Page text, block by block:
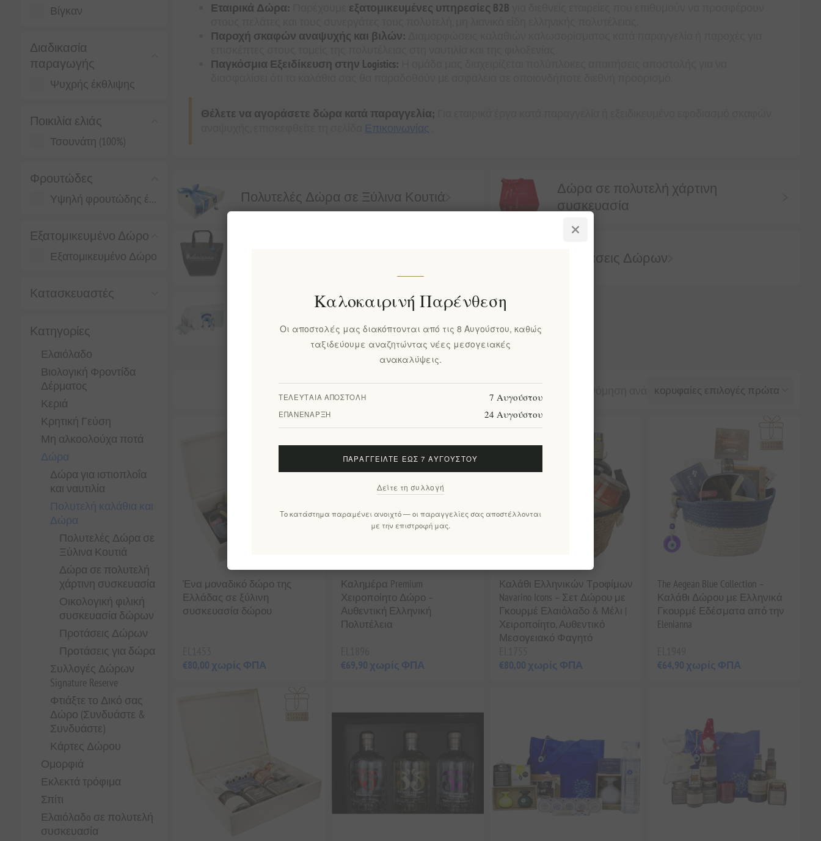
Βίγκαν
Διαδικασία
παραγωγής
Ψυχρής έκθλιψης
Ποικιλία ελιάς
Τσουνάτη (100%)
Φρουτώδες
Υψηλή φρουτώδης ένταση
Εξατομικευμένο Δώρο
Εξατομικευμένο Δώρο
Κατασκευαστές
Κατηγορίες
Ελαιόλαδο
Βιολογική Φροντίδα
Δέρματος
Κεριά
Κρητική Γεύση
Μη αλκοολούχα ποτά
Δώρα
Δώρα για ιστιοπλοΐα
και ναυτιλία
Πολυτελή καλάθια και
Δώρα
Πολυτελές Δώρα σε
Ξύλινα Κουτιά
Δώρα σε πολυτελή
χάρτινη συσκευασία
Οικολογική φιλική
συσκευασία δώρων
Προτάσεις Δώρων
Προτάσεις για δώρα
Συλλογές Δώρων
Signature Reserve
Φτιάξτε το Δικό σας
Δώρο (Συνδυάστε &
Συνδυάστε)
Κάρτες Δώρου
Ομορφιά
Εκλεκτά τρόφιμα
Σπίτι
Ελαιόλαδo σε πολυτελή
συσκευασία
Εταιρικά Δώρα:
εξατομικευμένες υπηρεσίες B2B
Παροχή σκαφών αναψυχής και βιλών:
Παγκόσμια Εξειδίκευση στην Logistics:
Θέλετε να αγοράσετε δώρα κατά παραγγελία;
Επικοινωνίας
Πολυτελές Δώρα σε Ξύλινα Κουτιά
Δώρα σε πολυτελή χάρτινη
συσκευασία
Προτάσεις Δώρων
Ένα μοναδικό δώρο της
Ελλάδας σε ξύλινη
συσκευασία δώρου
€80,00 χωρίς ΦΠΑ
Καλημέρα Premium
Χειροποίητο Δώρο –
Αυθεντική Ελληνική
Πολυτέλεια
€69,90 χωρίς ΦΠΑ
Καλάθι Ελληνικών Τροφίμων
Navarino Icons – Σετ Δώρου με
Γκουρμέ Ελαιόλαδο & Μέλι |
Χειροποίητο, Αυθεντικό
Μεσογειακό Φαγητό
€80,00 χωρίς ΦΠΑ
The Aegean Blue Collection –
Καλάθι Δώρου με Ελληνικά
Γκουρμέ Εδέσματα από την
Elenianna
€64,90 χωρίς ΦΠΑ
Καλοκαιρινή Παρένθεση
Οι αποστολές μας διακόπτονται από τις 8 Αυγούστου, καθώς
ταξιδεύουμε αναζητώντας νέες μεσογειακές
ανακαλύψεις.
ΤΕΛΕΥΤΑΊΑ ΑΠΟΣΤΟΛΉ 7 Αυγούστου
ΕΠΑΝΈΝΑΡΞΗ 24 Αυγούστου
ΠΑΡΑΓΓΕΊΛΤΕ ΈΩΣ 7 ΑΥΓΟΎΣΤΟΥ
Δείτε τη συλλογή
Το κατάστημα παραμένει ανοιχτό — οι παραγγελίες σας αποστέλλονται
με την επιστροφή μας.